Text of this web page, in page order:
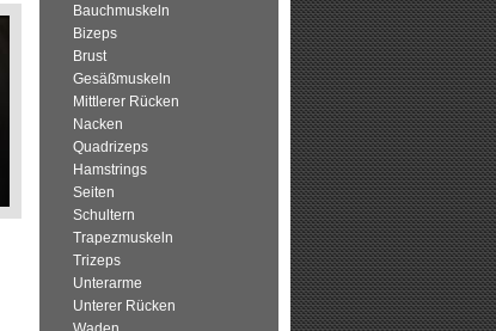
Bauchmuskeln
Bizeps
Brust
Gesäßmuskeln
Mittlerer Rücken
Nacken
Quadrizeps
Hamstrings
Seiten
Schultern
Trapezmuskeln
Trizeps
Unterarme
Unterer Rücken